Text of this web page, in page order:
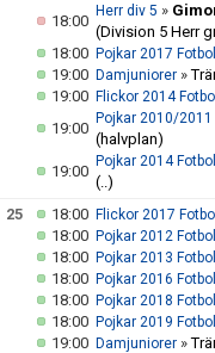
18:00
Herr div 5 »
(Division 5 Herr
18:00 Pojkar 2017 Fotboll
19:00 Damjuniorer »
19:00 Flickor 2014 Fotboll
19:00
Pojkar 2010/2011
(halvplan)
19:00
Pojkar 2014 Fotboll
(..)
25
18:00 Flickor 2017 Fotboll
18:00 Pojkar 2012 Fotboll
18:00 Pojkar 2013 Fotboll
18:00 Pojkar 2016 Fotboll
18:00 Pojkar 2018 Fotboll
18:00 Pojkar 2019 Fotboll
19:00 Damjuniorer »